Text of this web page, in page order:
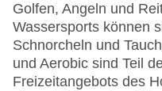
Golfen, Angeln und
Wassersports können
Schnorcheln und
und Aerobic sind Teil
Freizeitangebots des